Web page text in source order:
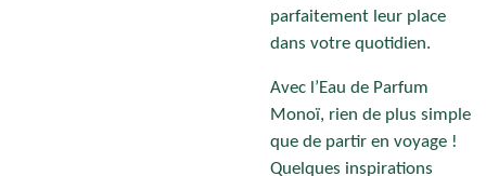
parfaitement leur place
dans votre quotidien.
Avec l’Eau de Parfum
Monoï, rien de plus simple
que de partir en voyage !
Quelques inspirations